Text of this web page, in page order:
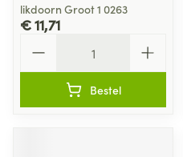
likdoorn Groot 1 0263
€ 11,71
Bestel